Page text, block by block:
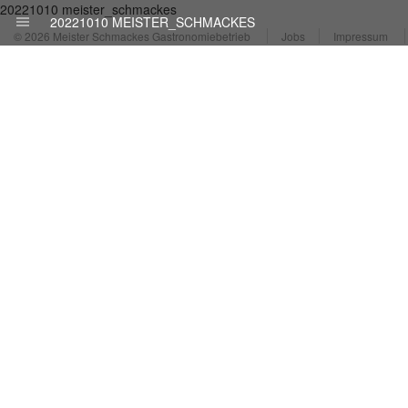
20221010 MEISTER_SCHMACKES
20221010 meister_schmackes
© 2026 Meister Schmackes Gastronomiebetrieb Jobs Impressum